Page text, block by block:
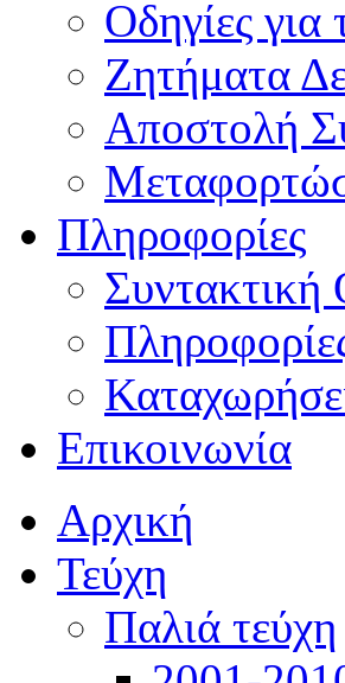
Οδηγίες για
Ζητήματα
Αποστολή
Πληροφορίες
Επικοινωνία
Αρχική
Τεύχη
Παλιά τεύχη